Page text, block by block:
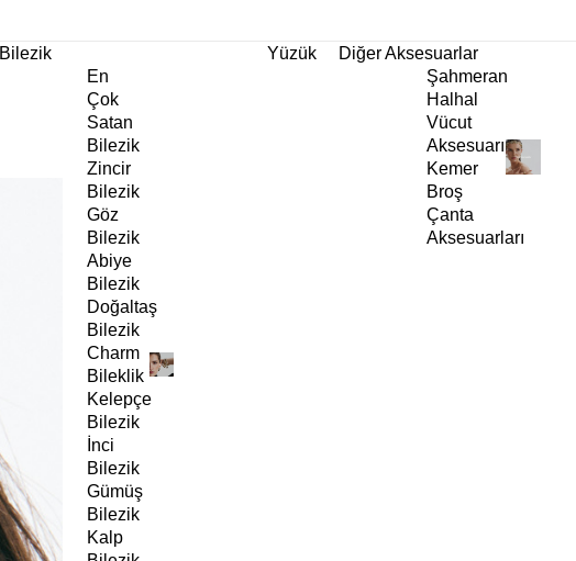
Bilezik
En
Çok
Satan
Bilezik
Zincir
Bilezik
Göz
Bilezik
Abiye
Bilezik
Doğaltaş
Bilezik
Charm
Bileklik
Kelepçe
Bilezik
İnci
Bilezik
Gümüş
Bilezik
Kalp
Yüzük
Diğer Aksesuarlar
Şahmeran
Halhal
Vücut
Aksesuarı
Kemer
Broş
Çanta
Aksesuarları